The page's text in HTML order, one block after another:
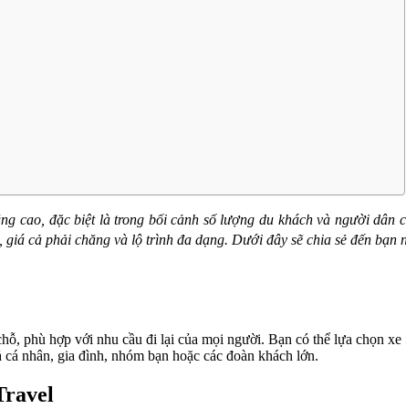
cao, đặc biệt là trong bối cảnh số lượng du khách và người dân
cả phải chăng và lộ trình đa dạng. Dưới đây sẽ chia sẻ đến
phù hợp với nhu cầu đi lại của mọi người. Bạn có thể lựa chọn
nhân, gia đình, nhóm bạn hoặc các đoàn khách lớn.